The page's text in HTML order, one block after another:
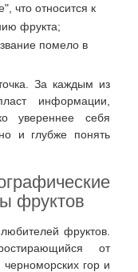
что относится к
фрукта;
помело в
За каждым из
информации,
увереннее себя
и глубже понять
фруктов
фруктов.
от
гор и